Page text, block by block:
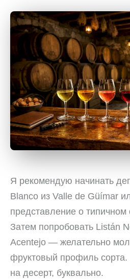
Я рекомендую начинать
Blanco из Valle de Güímar
представление о типичном
Затем попробовать Listán
Acentejo — желательно
фруктовый профиль
на десерт, буквально.